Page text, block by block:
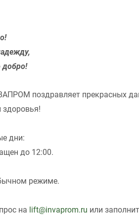
добро!
поздравляет прекрасных
дни:
до 12:00.
режиме.
на lift@invaprom.ru или